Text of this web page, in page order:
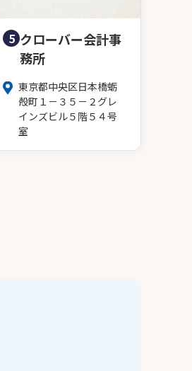
5 クローバー会計事
務所
東京都中央区日本橋蛎
殻町１－３５－２グレ
インズビル５階５４号
室